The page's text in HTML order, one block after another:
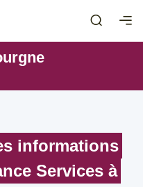
informations
Services à